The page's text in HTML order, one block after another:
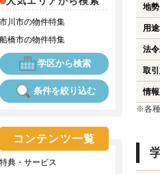
地勢
用
法
取
情
※各種
市川市の物件特集
船橋市の物件特集
学区から検索
条件を絞り込む
コンテンツ一覧
特典・サービス